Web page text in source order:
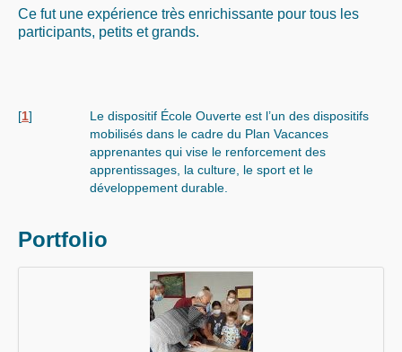
Ce fut une expérience très enrichissante pour tous les
participants, petits et grands.
[1]
Le dispositif École Ouverte est l’un des dispositifs
mobilisés dans le cadre du Plan Vacances
apprenantes qui vise le renforcement des
apprentissages, la culture, le sport et le
développement durable.
Portfolio